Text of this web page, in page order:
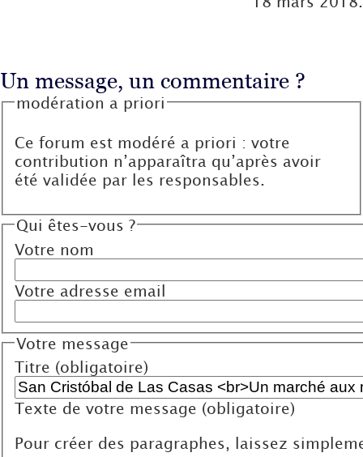
Un message, un commentaire ?
modération a priori
Ce forum est modéré a priori : votre
contribution n’apparaîtra qu’après avoir
été validée par les responsables.
Qui êtes-vous ?
Votre nom
Votre adresse email
Votre message
Titre (obligatoire)
Texte de votre message (obligatoire)
Pour créer des paragraphes, laissez